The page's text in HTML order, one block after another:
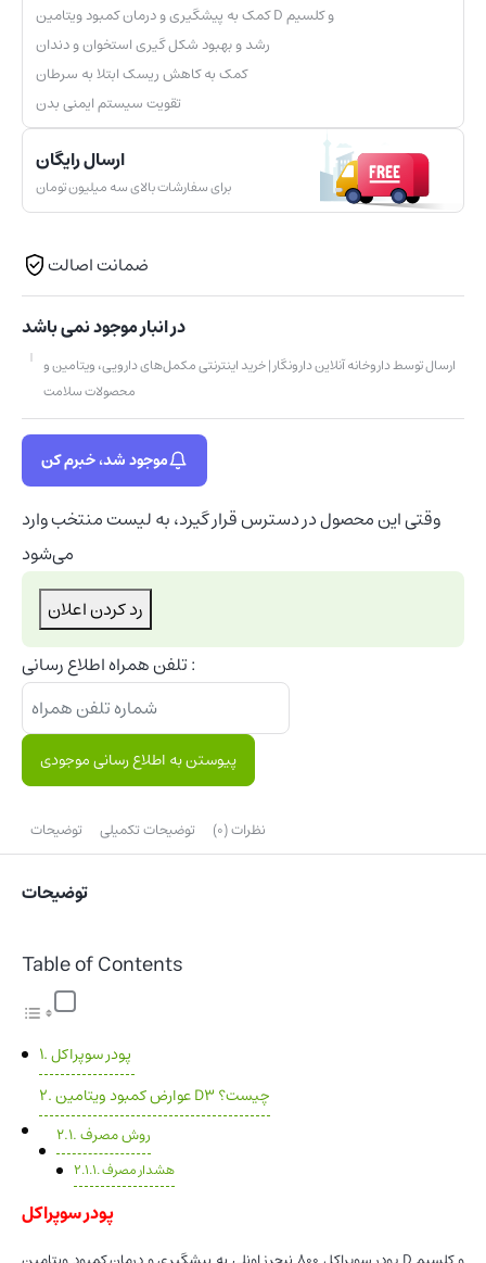
کمک به پیشگیری و درمان کمبود ویتامین D و کلسیم
رشد و بهبود شکل گیری استخوان و دندان
کمک به کاهش ریسک ابتلا به سرطان
تقویت سیستم ایمنی بدن
ارسال رایگان
برای سفارشات بالای سه میلیون تومان
ضمانت اصالت
در انبار موجود نمی باشد
ارسال توسط داروخانه آنلاین دارونگار | خرید اینترنتی مکمل‌های دارویی، ویتامین و
محصولات سلامت
موجود شد، خبرم کن
وقتی این محصول در دسترس قرار گیرد، به لیست منتخب وارد
می‌شود
رد کردن اعلان
تلفن همراه اطلاع رسانی :
پیوستن به اطلاع رسانی موجودی
توضیحات توضیحات تکمیلی نظرات (0)
توضیحات
Table of Contents
عوارض کمبود ویتامین D3 چیست؟
روش مصرف
هشدار مصرف